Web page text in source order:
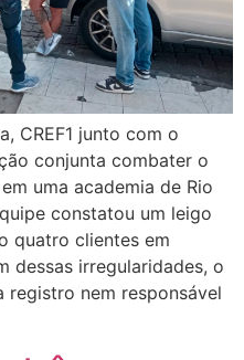
CREF1 junto com o
conjunta combater o
uma academia de Rio
constatou um leigo
quatro clientes em
dessas irregularidades, o
registro nem responsável